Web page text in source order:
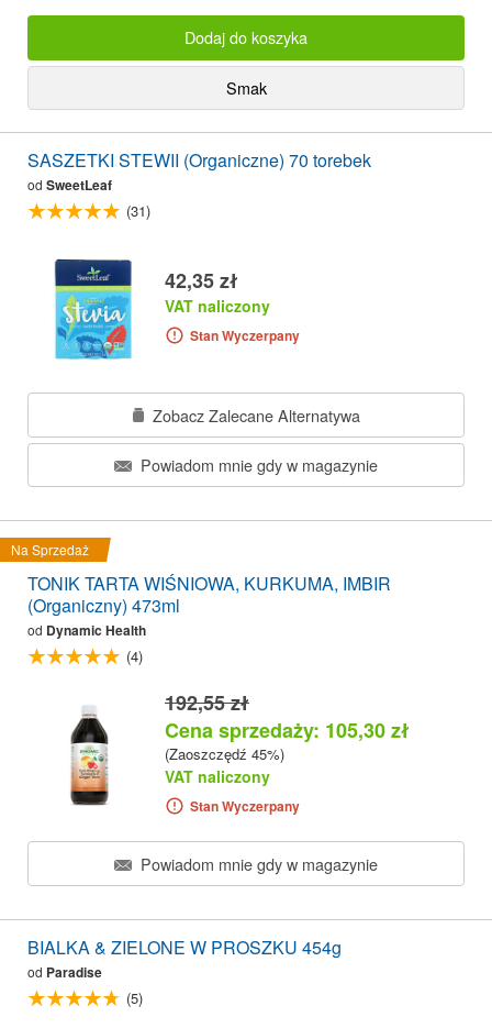
Dodaj do koszyka
Smak
SASZETKI STEWII (Organiczne) 70 torebek
od SweetLeaf
(31)
42,35 zł
VAT naliczony
Stan Wyczerpany
Zobacz Zalecane Alternatywa
Powiadom mnie gdy w magazynie
Na Sprzedaż
TONIK TARTA WIŚNIOWA, KURKUMA, IMBIR
(Organiczny) 473ml
od Dynamic Health
(4)
192,55 zł
Cena sprzedaży: 105,30 zł
(Zaoszczędź 45%)
VAT naliczony
Stan Wyczerpany
Powiadom mnie gdy w magazynie
BIALKA & ZIELONE W PROSZKU 454g
od Paradise
(5)